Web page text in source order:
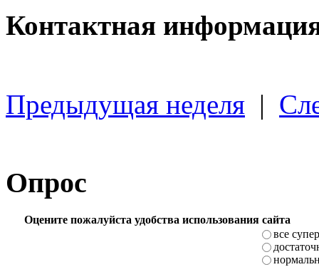
Контактная
Предыдущая неделя |
Опрос
Оцените пожалуйста удобства использования сайта
все супер